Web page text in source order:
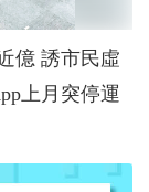
回報達278% 手機App上月突停運